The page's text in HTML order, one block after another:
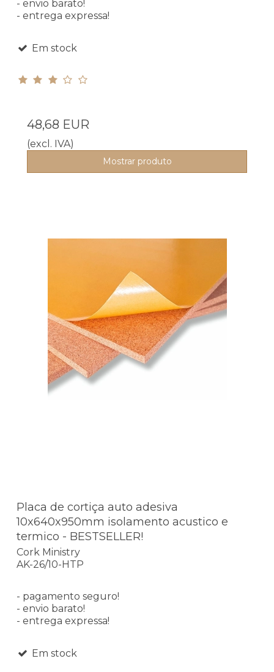
- envio barato!
- entrega expressa!
Em stock
48,68 EUR
(excl. IVA)
Mostrar produto
Placa de cortiça auto adesiva
10x640x950mm isolamento acustico e
termico - BESTSELLER!
Cork Ministry
AK-26/10-HTP
- pagamento seguro!
- envio barato!
- entrega expressa!
Em stock